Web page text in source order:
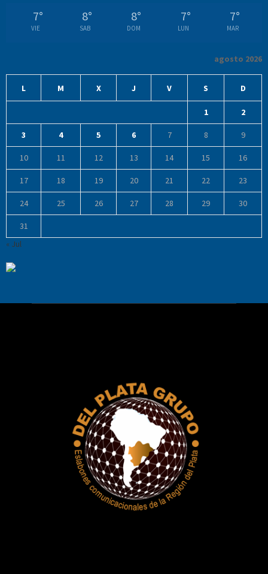
7°
VIE
8°
SAB
8°
DOM
7°
LUN
7°
MAR
agosto 2026
L M X J V S D
1 2
3 4 5 6 7 8 9
10 11 12 13 14 15 16
17 18 19 20 21 22 23
24 25 26 27 28 29 30
31
« Jul